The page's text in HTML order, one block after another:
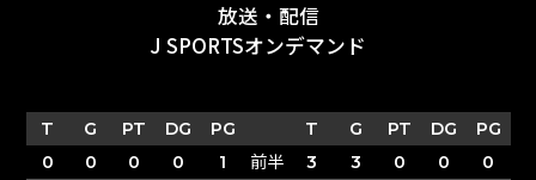
放送・配信
J SPORTSオンデマンド
T G PT DG PG T G PT DG
PG
0
0 0 0 1 前半 3 3 0 0
0